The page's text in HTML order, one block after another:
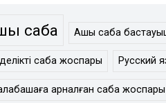
сабақ Ашық сабақ
сабақ жоспары Русский
арналған сабақ жоспары